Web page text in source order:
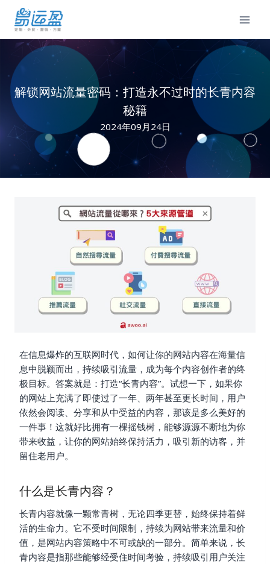
解锁网站流量密码：打造永不过时的长青内容
秘籍
2024年09月24日
在信息爆炸的互联网时代，如何让你的网站内容在海量信
息中脱颖而出，持续吸引流量，成为每个内容创作者的终
极目标。答案就是：打造“长青内容”。试想一下，如果你
的网站上充满了即使过了一年、两年甚至更长时间，用户
依然会阅读、分享和从中受益的内容，那该是多么美好的
一件事！这就好比拥有一棵摇钱树，能够源源不断地为你
带来收益，让你的网站始终保持活力，吸引新的访客，并
留住老用户。
什么是长青内容？
长青内容就像一颗常青树，无论四季更替，始终保持着鲜
活的生命力。它不受时间限制，持续为网站带来流量和价
值，是网站内容策略中不可或缺的一部分。简单来说，长
青内容是指那些能够经受住时间考验，持续吸引用户关注